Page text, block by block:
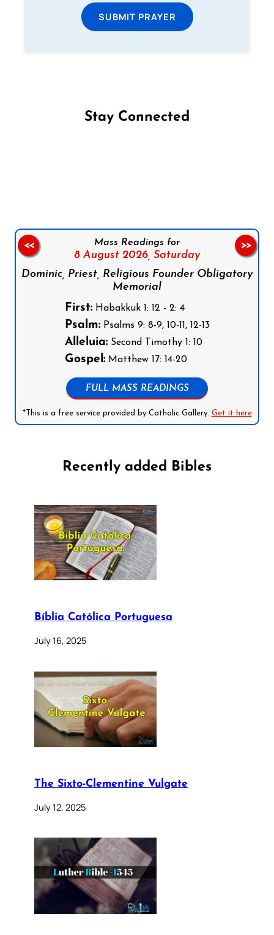
SUBMIT PRAYER
Stay Connected
Mass Readings for
8 August 2026, Saturday
Dominic, Priest, Religious Founder Obligatory
Memorial
First:Habakkuk 1: 12 - 2: 4
Psalm:Psalms 9: 8-9, 10-11, 12-13
Alleluia:Second Timothy 1: 10
Gospel:Matthew 17: 14-20
FULL MASS READINGS
*This is a free service provided by Catholic Gallery. Get it here
<< >>
Recently added Bibles
Bíblia Católica Portuguesa
July 16, 2025
The Sixto-Clementine Vulgate
July 12, 2025